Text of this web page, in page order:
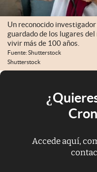
Un reconocido
guardado de los lugares
vivir más de 100 años.
Fuente: Shutterstock
Shutterstock
Accede aquí,